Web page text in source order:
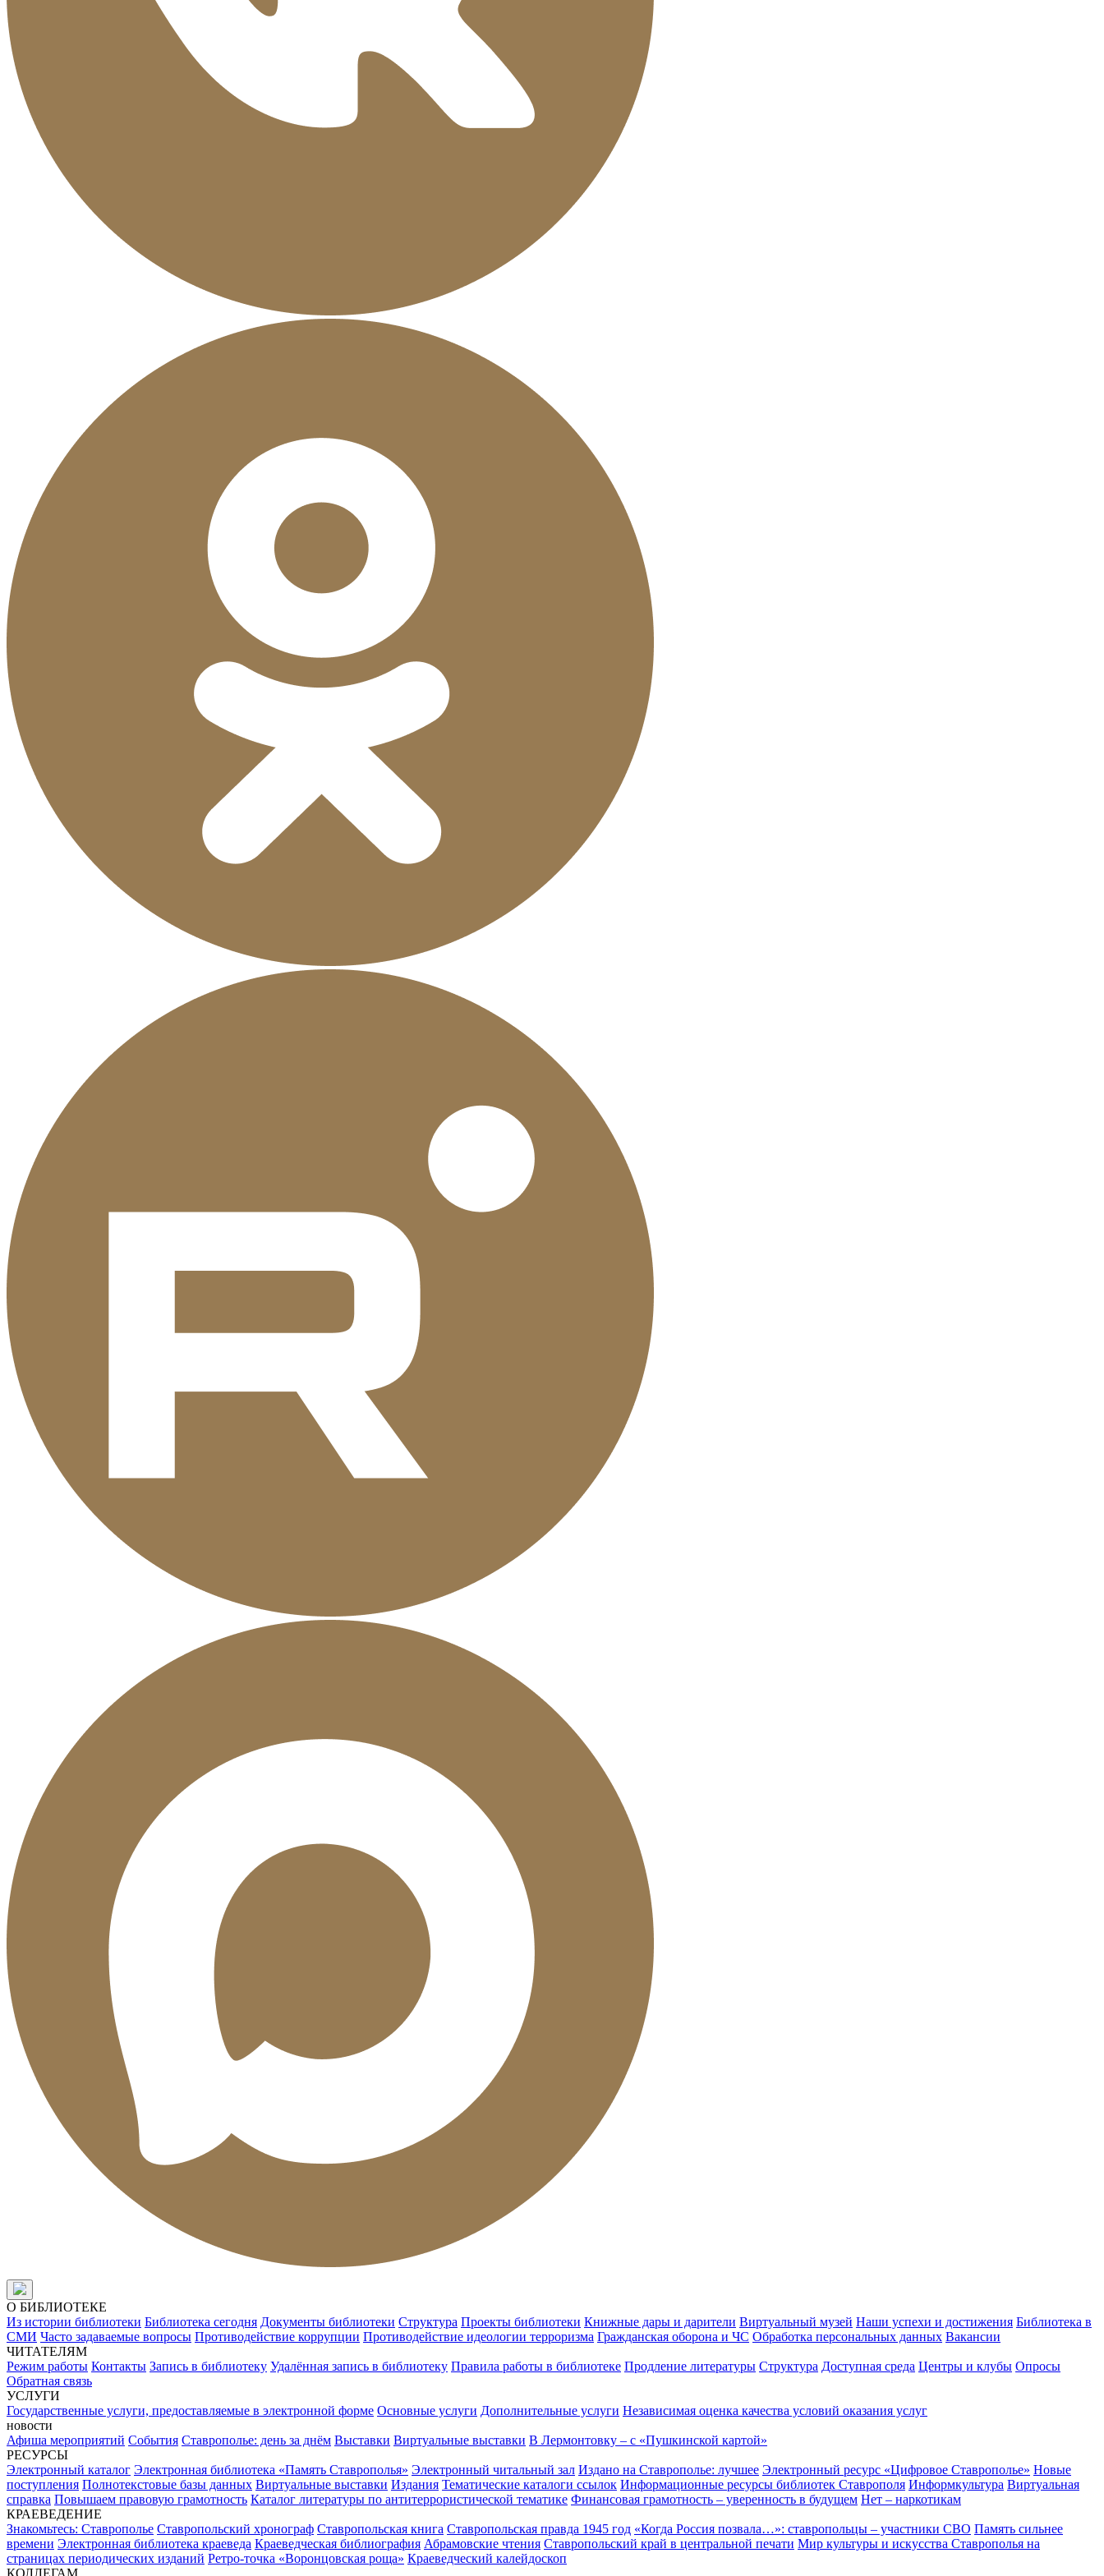
О БИБЛИОТЕКЕ
Из истории библиотеки Библиотека сегодня Документы библиотеки Структура Проекты библиотеки Книжные дары и дарители Виртуальный музей Наши успехи и достижения Библиотека в
СМИ Часто задаваемые вопросы Противодействие коррупции Противодействие идеологии терроризма Гражданская оборона и ЧС Обработка персональных данных Вакансии
ЧИТАТЕЛЯМ
Режим работы Контакты Запись в библиотеку Удалённая запись в библиотеку Правила работы в библиотеке Продление литературы Структура Доступная среда Центры и клубы Опросы
Обратная связь
УСЛУГИ
Государственные услуги, предоставляемые в электронной форме Основные услуги Дополнительные услуги Независимая оценка качества условий оказания услуг
новости
Афиша мероприятий События Ставрополье: день за днём Выставки Виртуальные выставки В Лермонтовку – с «Пушкинской картой»
РЕСУРСЫ
Электронный каталог Электронная библиотека «Память Ставрополья» Электронный читальный зал Издано на Ставрополье: лучшее Электронный ресурс «Цифровое Ставрополье» Новые
поступления Полнотекстовые базы данных Виртуальные выставки Издания Тематические каталоги ссылок Информационные ресурсы библиотек Ставрополя Информкультура Виртуальная
справка Повышаем правовую грамотность Каталог литературы по антитеррористической тематике Финансовая грамотность – уверенность в будущем Нет – наркотикам
КРАЕВЕДЕНИЕ
Знакомьтесь: Ставрополье Ставропольский хронограф Ставропольская книга Ставропольская правда 1945 год «Когда Россия позвала…»: ставропольцы – участники СВО Память сильнее
времени Электронная библиотека краеведа Краеведческая библиография Абрамовские чтения Ставропольский край в центральной печати Мир культуры и искусства Ставрополья на
страницах периодических изданий Ретро-точка «Воронцовская роща» Краеведческий калейдоскоп
КОЛЛЕГАМ